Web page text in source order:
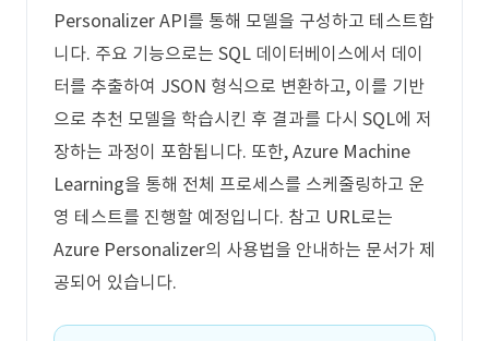
Personalizer API를 통해 모델을 구성하고 테스트합
니다. 주요 기능으로는 SQL 데이터베이스에서 데이
터를 추출하여 JSON 형식으로 변환하고, 이를 기반
으로 추천 모델을 학습시킨 후 결과를 다시 SQL에 저
장하는 과정이 포함됩니다. 또한, Azure Machine
Learning을 통해 전체 프로세스를 스케줄링하고 운
영 테스트를 진행할 예정입니다. 참고 URL로는
Azure Personalizer의 사용법을 안내하는 문서가 제
공되어 있습니다.